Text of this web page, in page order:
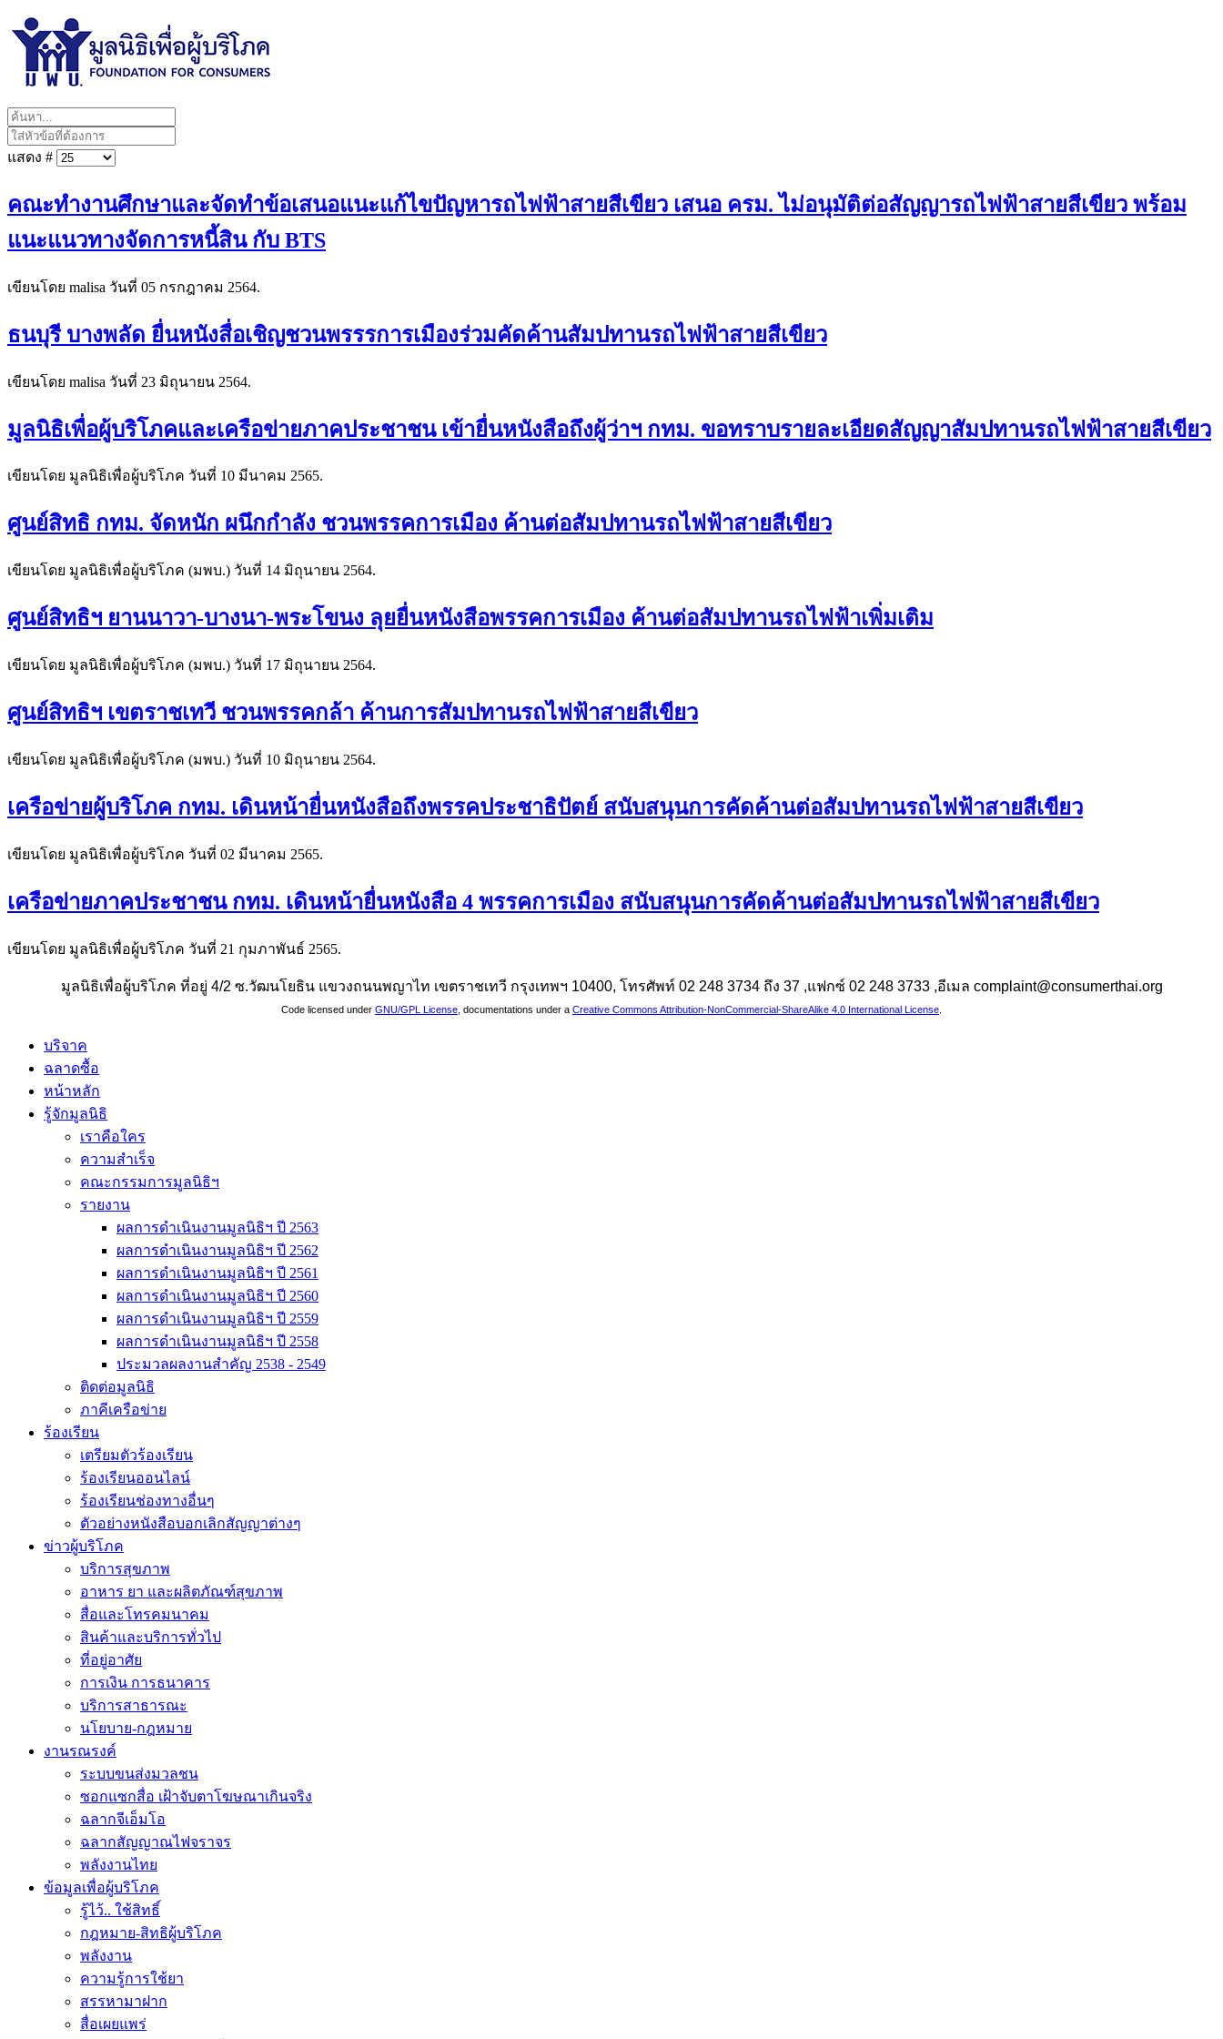
แสดง #
คณะทำงานศึกษาและจัดทำข้อเสนอแนะแก้ไขปัญหารถไฟฟ้าสายสีเขียว เสนอ ครม. ไม่อนุมัติต่อสัญญารถไฟฟ้าสายสีเขียว พร้อม
แนะแนวทางจัดการหนี้สิน กับ BTS
เขียนโดย malisa วันที่ 05 กรกฎาคม 2564.
ธนบุรี บางพลัด ยื่นหนังสื่อเชิญชวนพรรรการเมืองร่วมคัดค้านสัมปทานรถไฟฟ้าสายสีเขียว
เขียนโดย malisa วันที่ 23 มิถุนายน 2564.
มูลนิธิเพื่อผู้บริโภคและเครือข่ายภาคประชาชน เข้ายื่นหนังสือถึงผู้ว่าฯ กทม. ขอทราบรายละเอียดสัญญาสัมปทานรถไฟฟ้าสายสีเขียว
เขียนโดย มูลนิธิเพื่อผู้บริโภค วันที่ 10 มีนาคม 2565.
ศูนย์สิทธิ กทม. จัดหนัก ผนึกกำลัง ชวนพรรคการเมือง ค้านต่อสัมปทานรถไฟฟ้าสายสีเขียว
เขียนโดย มูลนิธิเพื่อผู้บริโภค (มพบ.) วันที่ 14 มิถุนายน 2564.
ศูนย์สิทธิฯ ยานนาวา-บางนา-พระโขนง ลุยยื่นหนังสือพรรคการเมือง ค้านต่อสัมปทานรถไฟฟ้าเพิ่มเติม
เขียนโดย มูลนิธิเพื่อผู้บริโภค (มพบ.) วันที่ 17 มิถุนายน 2564.
ศูนย์สิทธิฯ เขตราชเทวี ชวนพรรคกล้า ค้านการสัมปทานรถไฟฟ้าสายสีเขียว
เขียนโดย มูลนิธิเพื่อผู้บริโภค (มพบ.) วันที่ 10 มิถุนายน 2564.
เครือข่ายผู้บริโภค กทม. เดินหน้ายื่นหนังสือถึงพรรคประชาธิปัตย์ สนับสนุนการคัดค้านต่อสัมปทานรถไฟฟ้าสายสีเขียว
เขียนโดย มูลนิธิเพื่อผู้บริโภค วันที่ 02 มีนาคม 2565.
เครือข่ายภาคประชาชน กทม. เดินหน้ายื่นหนังสือ 4 พรรคการเมือง สนับสนุนการคัดค้านต่อสัมปทานรถไฟฟ้าสายสีเขียว
เขียนโดย มูลนิธิเพื่อผู้บริโภค วันที่ 21 กุมภาพันธ์ 2565.
มูลนิธิเพื่อผู้บริโภค ที่อยู่ 4/2 ซ.วัฒนโยธิน แขวงถนนพญาไท เขตราชเทวี กรุงเทพฯ 10400, โทรศัพท์ 02 248 3734 ถึง 37 ,แฟกซ์ 02 248 3733 ,อีเมล complaint@consumerthai.org
Code licensed under GNU/GPL License , documentations under a Creative Commons Attribution-NonCommercial-ShareAlike 4.0 International License
บริจาค
ฉลาดซื้อ
หน้าหลัก
รู้จักมูลนิธิ
เราคือใคร
ความสำเร็จ
คณะกรรมการมูลนิธิฯ
รายงาน
ผลการดำเนินงานมูลนิธิฯ ปี 2563
ผลการดำเนินงานมูลนิธิฯ ปี 2562
ผลการดำเนินงานมูลนิธิฯ ปี 2561
ผลการดำเนินงานมูลนิธิฯ ปี 2560
ผลการดำเนินงานมูลนิธิฯ ปี 2559
ผลการดำเนินงานมูลนิธิฯ ปี 2558
ประมวลผลงานสำคัญ 2538 - 2549
ติดต่อมูลนิธิ
ภาคีเครือข่าย
ร้องเรียน
เตรียมตัวร้องเรียน
ร้องเรียนออนไลน์
ร้องเรียนช่องทางอื่นๆ
ตัวอย่างหนังสือบอกเลิกสัญญาต่างๆ
ข่าวผู้บริโภค
บริการสุขภาพ
อาหาร ยา และผลิตภัณฑ์สุขภาพ
สื่อและโทรคมนาคม
สินค้าและบริการทั่วไป
ที่อยู่อาศัย
การเงิน การธนาคาร
บริการสาธารณะ
นโยบาย-กฎหมาย
งานรณรงค์
ระบบขนส่งมวลชน
ซอกแซกสื่อ เฝ้าจับตาโฆษณาเกินจริง
ฉลากจีเอ็มโอ
ฉลากสัญญาณไฟจราจร
พลังงานไทย
ข้อมูลเพื่อผู้บริโภค
รู้ไว้.. ใช้สิทธิ์
กฎหมาย-สิทธิผู้บริโภค
พลังงาน
ความรู้การใช้ยา
สรรหามาฝาก
สื่อเผยแพร่